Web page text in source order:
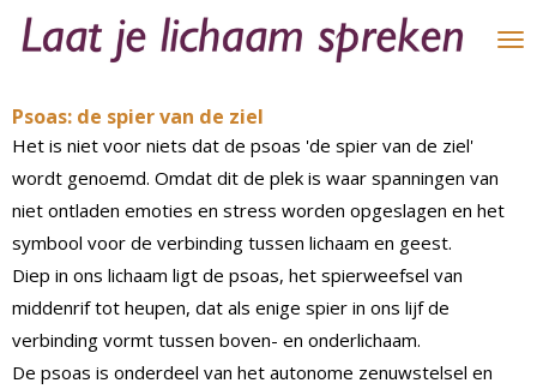
Ga
de
hoofdinhoud
Psoas: de spier van de ziel
Het is niet voor niets dat de psoas 'de spier van de ziel'
wordt genoemd. Omdat dit de plek is waar spanningen van
niet ontladen emoties en stress worden opgeslagen en het
symbool voor de verbinding tussen lichaam en geest.
Diep in ons lichaam ligt de psoas, het spierweefsel van
middenrif tot heupen, dat als enige spier in ons lijf de
verbinding vormt tussen boven- en onderlichaam.
De psoas is onderdeel van het autonome zenuwstelsel en